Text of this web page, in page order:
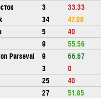
3 33.33
34 47.06
5 40
9 55.56
Parseval 9 66.67
3 0
25 40
27 51.85